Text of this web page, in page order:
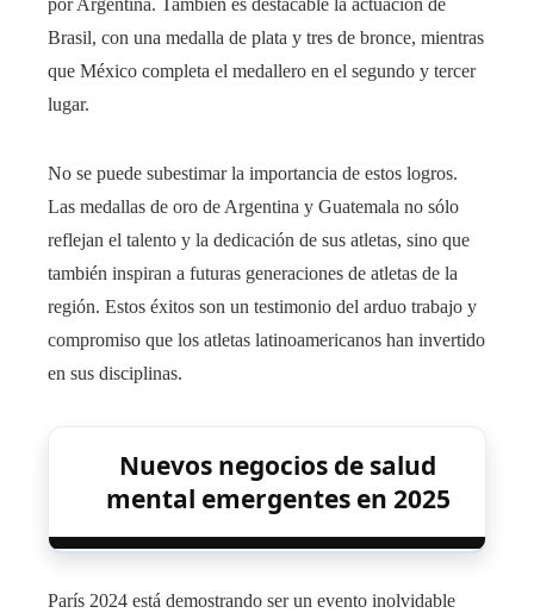
por Argentina. También es destacable la actuación de
Brasil, con una medalla de plata y tres de bronce, mientras
que México completa el medallero en el segundo y tercer
lugar.
No se puede subestimar la importancia de estos logros.
Las medallas de oro de Argentina y Guatemala no sólo
reflejan el talento y la dedicación de sus atletas, sino que
también inspiran a futuras generaciones de atletas de la
región. Estos éxitos son un testimonio del arduo trabajo y
compromiso que los atletas latinoamericanos han invertido
en sus disciplinas.
Nuevos negocios de salud
mental emergentes en 2025
París 2024 está demostrando ser un evento inolvidable